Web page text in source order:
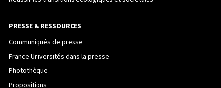
PRESSE & RESSOURCES
Communiqués de presse
France Universités dans la presse
Photothèque
Propositions